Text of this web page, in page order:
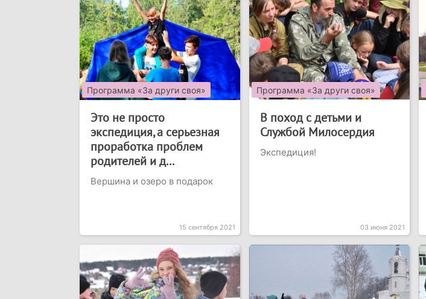
Программа «За други своя»
Это не просто
экспедиция, а серьезная
проработка проблем
родителей и д...
Вершина и озеро в подарок
15 сентября 2021
Программа «За други своя»
В поход с детьми и
Службой Милосердия
Экспедиция!
03 июня 2021